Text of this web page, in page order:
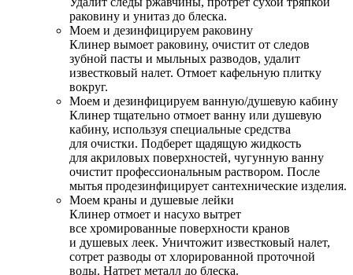
раковину и унитаз до блеска.
Моем и дезинфицируем раковину
Клинер вымоет раковину, очистит от следов
зубной пасты и мыльных разводов, удалит
известковый налет. Отмоет кафельную плитку
вокруг.
Моем и дезинфицируем ванную/душевую кабину
Клинер тщательно отмоет ванну или душевую
кабину, используя специальные средства
для очистки. Подберет щадящую жидкость
для акриловых поверхностей, чугунную ванну
очистит профессиональным раствором. После
мытья продезинфицирует сантехнические изделия.
Моем краны и душевые лейки
Клинер отмоет и насухо вытрет
все хромированные поверхности кранов
и душевых леек. Уничтожит известковый налет,
сотрет разводы от хлорированной проточной
воды. Натрет металл до блеска.